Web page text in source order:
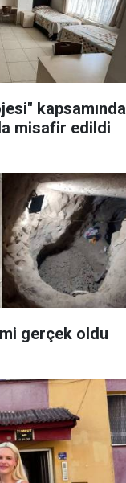
kapsamında
misafir edildi
gerçek oldu